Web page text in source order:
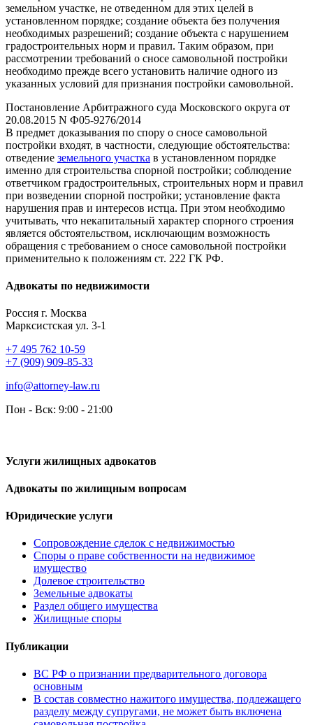
земельном участке, не отведенном для этих целей в
установленном порядке; создание объекта без получения
необходимых разрешений; создание объекта с нарушением
градостроительных норм и правил. Таким образом, при
рассмотрении требований о сносе самовольной постройки
необходимо прежде всего установить наличие одного из
указанных условий для признания постройки самовольной.
Постановление Арбитражного суда Московского округа от
20.08.2015 N Ф05-9276/2014
В предмет доказывания по спору о сносе самовольной
постройки входят, в частности, следующие обстоятельства:
отведение земельного участка в установленном порядке
именно для строительства спорной постройки; соблюдение
ответчиком градостроительных, строительных норм и правил
при возведении спорной постройки; установление факта
нарушения прав и интересов истца. При этом необходимо
учитывать, что некапитальный характер спорного строения
является обстоятельством, исключающим возможность
обращения с требованием о сносе самовольной постройки
применительно к положениям ст. 222 ГК РФ.
Адвокаты по недвижимости
Россия г. Москва
Марксистская ул. 3-1
+7 495 762 10-59
+7 (909) 909-85-33
info@attorney-law.ru
Пон - Вск: 9:00 - 21:00
Услуги жилищных адвокатов
Адвокаты по жилищным вопросам
Юридические услуги
Сопровождение сделок с недвижимостью
Споры о праве собственности на недвижимое
имущество
Долевое строительство
Земельные адвокаты
Раздел общего имущества
Жилищные споры
Публикации
ВС РФ о признании предварительного договора
основным
В состав совместно нажитого имущества, подлежащего
разделу между супругами, не может быть включена